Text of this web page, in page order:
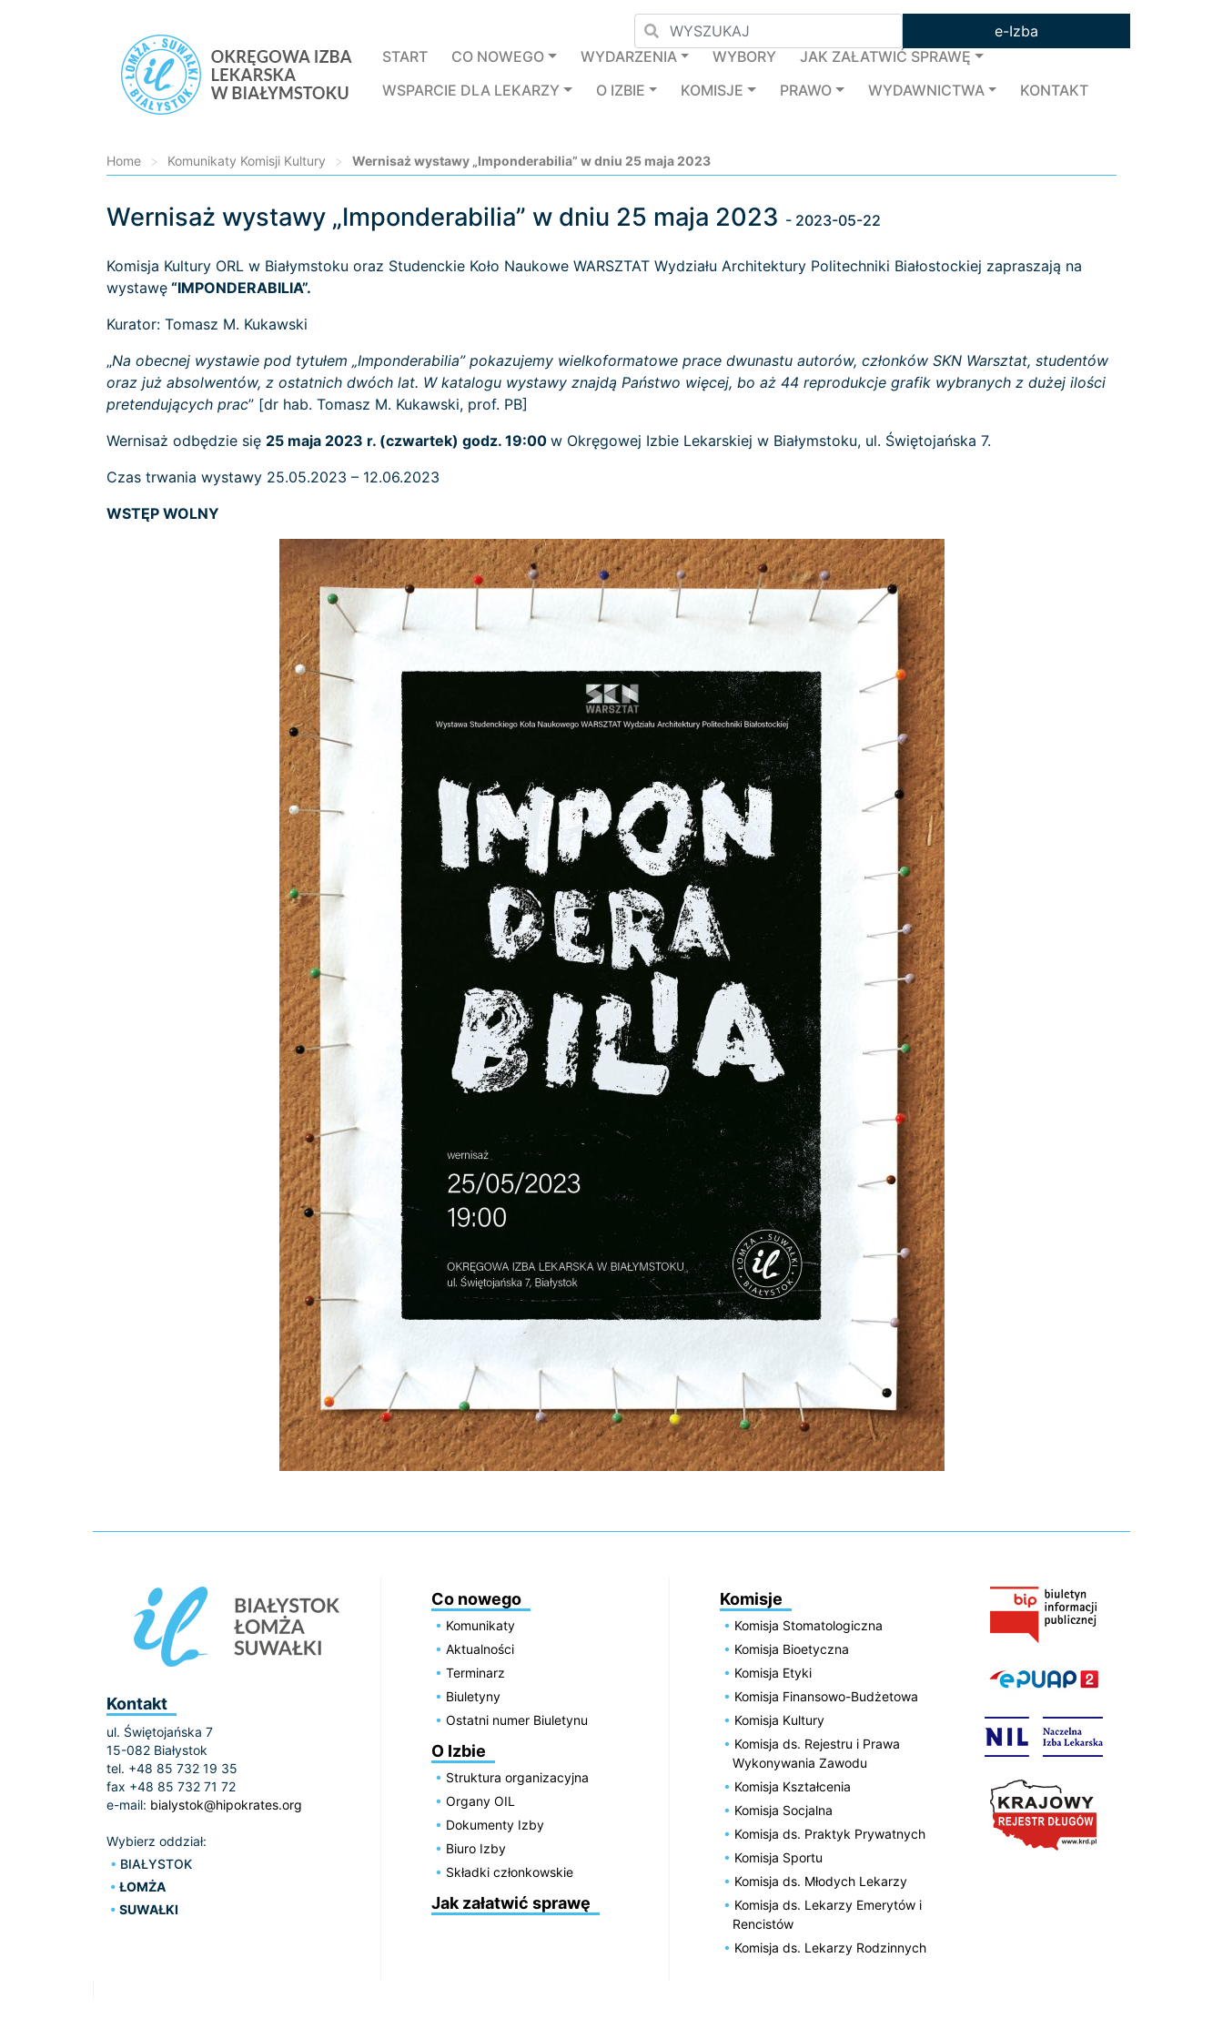
e-Izba
START
CO NOWEGO WYDARZENIA WYBORY
JAK ZAŁATWIĆ SPRAWĘ
WSPARCIE DLA LEKARZY
O IZBIE KOMISJE PRAWO WYDAWNICTWA KONTAKT
Home > Komunikaty Komisji Kultury > Wernisaż wystawy „Imponderabilia” w dniu 25 maja 2023
Wernisaż wystawy „Imponderabilia” w dniu 25 maja 2023 - 2023-05-22
Komisja Kultury ORL w Białymstoku oraz Studenckie Koło Naukowe WARSZTAT Wydziału Architektury Politechniki Białostockiej zapraszają na
wystawę “IMPONDERABILIA”.
Kurator: Tomasz M. Kukawski
„Na obecnej wystawie pod tytułem „Imponderabilia” pokazujemy wielko­formatowe prace dwunastu autorów, członków SKN Warsztat, studentów
oraz już absolwentów, z ostatnich dwóch lat. W katalogu wystawy znajdą Państwo więcej, bo aż 44 reprodukcje grafik wybranych z dużej ilości
pre­tendujących prac” [dr hab. Tomasz M. Kukawski, prof. PB]
Wernisaż odbędzie się 25 maja 2023 r. (czwartek) godz. 19:00 w Okręgowej Izbie Lekarskiej w Białymstoku, ul. Świętojańska 7.
Czas trwania wystawy 25.05.2023 – 12.06.2023
WSTĘP WOLNY
Kontakt
ul. Świętojańska 7
15-082 Białystok
tel. +48 85 732 19 35
fax +48 85 732 71 72
e-mail: bialystok@hipokrates.org
Wybierz oddział:
BIAŁYSTOK
ŁOMŻA
SUWAŁKI
Co nowego
Komunikaty
Aktualności
Terminarz
Biuletyny
Ostatni numer Biuletynu
O Izbie
Struktura organizacyjna
Organy OIL
Dokumenty Izby
Biuro Izby
Składki członkowskie
Jak załatwić sprawę
Komisje
Komisja Stomatologiczna
Komisja Bioetyczna
Komisja Etyki
Komisja Finansowo-Budżetowa
Komisja Kultury
Komisja ds. Rejestru i Prawa
Wykonywania Zawodu
Komisja Kształcenia
Komisja Socjalna
Komisja ds. Praktyk Prywatnych
Komisja Sportu
Komisja ds. Młodych Lekarzy
Komisja ds. Lekarzy Emerytów i
Rencistów
Komisja ds. Lekarzy Rodzinnych